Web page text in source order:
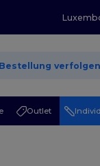
Bestellung verfolgen
Outlet